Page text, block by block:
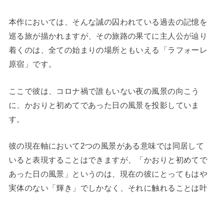
本作においては、そんな誠の囚われている過去の記憶を
巡る旅が描かれますが、その旅路の果てに主人公が辿り
着くのは、全ての始まりの場所ともいえる「ラフォーレ
原宿」です。
ここで彼は、コロナ禍で誰もいない夜の風景の向こう
に、かおりと初めてであった日の風景を投影していま
す。
彼の現在軸において2つの風景がある意味では同居して
いると表現することはできますが、「かおりと初めてで
あった日の風景」というのは、現在の彼にとってもはや
実体のない「輝き」でしかなく、それに触れることは叶